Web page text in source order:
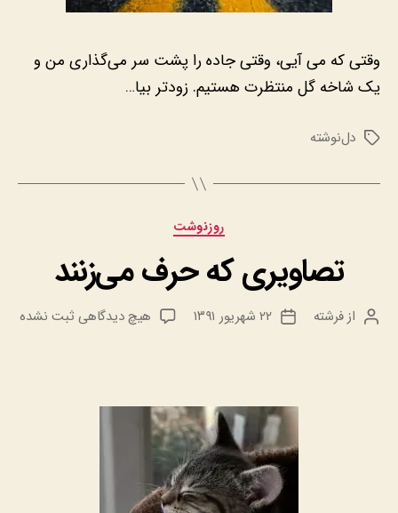
وقتی که می آیی، وقتی جاده را پشت سر می‌گذاری من و
یک شاخه گل منتظرت هستیم. زودتر بیا…
برچسب‌ها
دل‌نوشته
دسته‌ها
روزنوشت
تصاویری که حرف می‌زنند
نویسنده
ازفرشته
تاریخ
۲۲ شهریور ۱۳۹۱ هیچ دیدگاهی برای
ثبت نشده